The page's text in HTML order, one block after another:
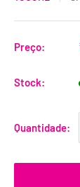
Preço:
Stock:
Quantidade: